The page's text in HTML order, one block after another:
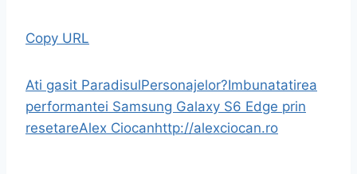
Copy URL
Ati gasit ParadisulPersonajelor?Imbunatatirea
performantei Samsung Galaxy S6 Edge prin
resetareAlex Ciocanhttp://alexciocan.ro